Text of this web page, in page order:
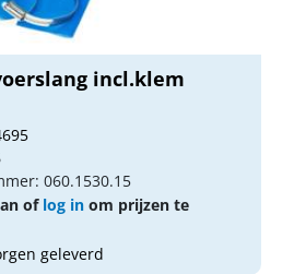
incl.klem
060.1530.15
of log in om prijzen te
geleverd